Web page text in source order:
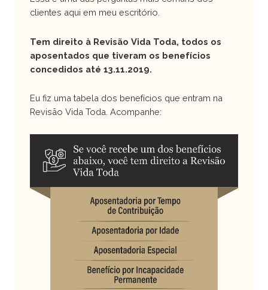
clientes aqui em meu escritório.
Tem direito à Revisão Vida Toda, todos os
aposentados que tiveram os benefícios
concedidos até 13.11.2019.
Eu fiz uma tabela dos benefícios que entram na
Revisão Vida Toda. Acompanhe: